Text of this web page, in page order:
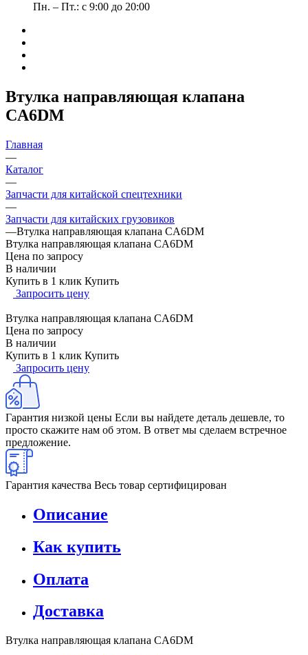
Пн. – Пт.: с 9:00 до 20:00
Втулка направляющая клапана
CA6DM
Главная
—
Каталог
—
Запчасти для китайской спецтехники
—
Запчасти для китайских грузовиков
—Втулка направляющая клапана CA6DM
Втулка направляющая клапана CA6DM
Цена по запросу
В наличии
Купить в 1 клик Купить
Запросить цену
Втулка направляющая клапана CA6DM
Цена по запросу
В наличии
Купить в 1 клик Купить
Запросить цену
Гарантия низкой цены Если вы найдете деталь дешевле, то
просто скажите нам об этом. В ответ мы сделаем встречное
предложение.
Гарантия качества Весь товар сертифицирован
Описание
Как купить
Оплата
Доставка
Втулка направляющая клапана CA6DM